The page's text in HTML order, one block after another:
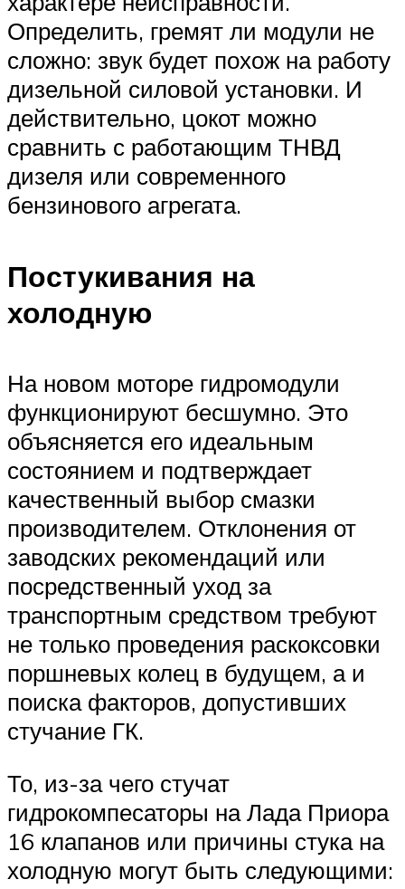
Определить, гремят ли модули не
сложно: звук будет похож на работу
дизельной силовой установки. И
действительно, цокот можно
сравнить с работающим ТНВД
дизеля или современного
бензинового агрегата.
Постукивания на
холодную
На новом моторе гидромодули
функционируют бесшумно. Это
объясняется его идеальным
состоянием и подтверждает
качественный выбор смазки
производителем. Отклонения от
заводских рекомендаций или
посредственный уход за
транспортным средством требуют
не только проведения раскоксовки
поршневых колец в будущем, а и
поиска факторов, допустивших
стучание ГК.
То, из-за чего стучат
гидрокомпесаторы на Лада Приора
16 клапанов или причины стука на
холодную могут быть следующими: